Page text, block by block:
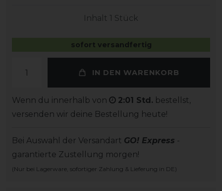
Inhalt 1 Stück
sofort versandfertig
IN DEN WARENKORB
Wenn du innerhalb von 2:01 Std. bestellst,
versenden wir deine Bestellung heute!
Bei Auswahl der Versandart GO! Express -
garantierte Zustellung morgen!
(Nur bei Lagerware, sofortiger Zahlung & Lieferung in DE)